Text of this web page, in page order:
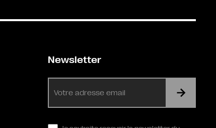
Newsletter
mail